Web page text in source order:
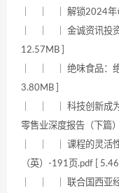
｜ ｜ ｜ 解锁2024年
｜ ｜ ｜ 金诚资讯投
12.57MB ]
｜ ｜ ｜ 绝味食品：
3.80MB ]
｜ ｜ ｜ 科技创新成
零售业深度报告（下篇
｜ ｜ ｜ 课程的灵活
（英）-191页.pdf [
｜ ｜ ｜ 联合国西亚